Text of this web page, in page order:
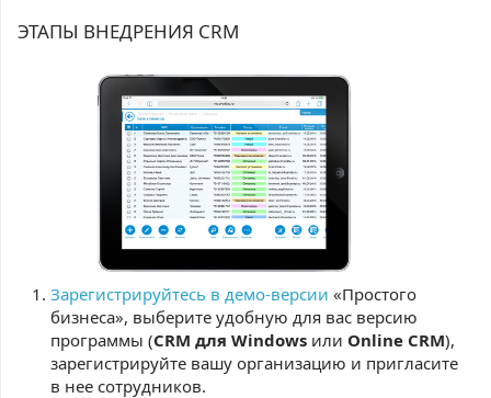
ЭТАПЫ ВНЕДРЕНИЯ CRM
Зарегистрируйтесь в демо-версии «Простого
бизнеса», выберите удобную для вас версию
программы (CRM для Windows или Online CRM),
зарегистрируйте вашу организацию и пригласите
в нее сотрудников.